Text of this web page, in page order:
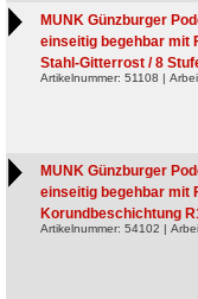
MUNK Günzburger
einseitig begehbar mit
Stahl-Gitterrost / 8
Artikelnummer: 51108 |
MUNK Günzburger
einseitig begehbar mit
Korundbeschichtung
Artikelnummer: 54102 |